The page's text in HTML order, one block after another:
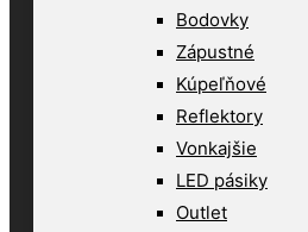
Bodovky
Zápustné
Kúpeľňové
Reflektory
Vonkajšie
LED pásiky
Outlet